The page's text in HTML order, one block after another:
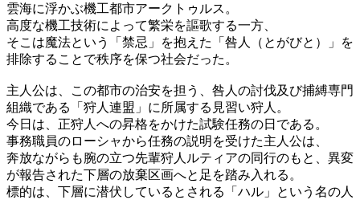
雲海に浮かぶ機工都市アークトゥルス。
高度な機工技術によって繁栄を謳歌する一方、
そこは魔法という「禁忌」を抱えた「咎人（とがびと）」を
排除することで秩序を保つ社会だった。
主人公は、この都市の治安を担う、咎人の討伐及び捕縛専門
組織である「狩人連盟」に所属する見習い狩人。
今日は、正狩人への昇格をかけた試験任務の日である。
事務職員のローシャから任務の説明を受けた主人公は、
奔放ながらも腕の立つ先輩狩人ルティアの同行のもと、異変
が報告された下層の放棄区画へと足を踏み入れる。
標的は、下層に潜伏しているとされる「ハル」という名の人